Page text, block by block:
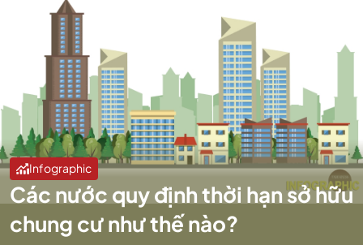
Infographic
Các nước quy định thời hạn sở hữu
chung cư như thế nào?